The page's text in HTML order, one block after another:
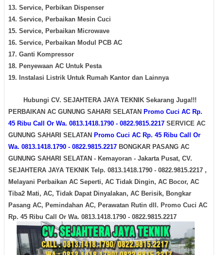
13. Service, Perbikan Dispenser
14. Service, Perbaikan Mesin Cuci
15. Service, Perbaikan Microwave
16. Service, Perbaikan Modul PCB AC
17. Ganti Kompressor
18. Penyewaan AC Untuk Pesta
19. Instalasi Listrik Untuk Rumah Kantor dan Lainnya
Hubungi CV. SEJAHTERA JAYA TEKNIK Sekarang Juga!!!
PERBAIKAN AC GUNUNG SAHARI SELATAN Promo Cuci AC Rp.
45 Ribu Call Or Wa. 0813.1418.1790 - 0822.9815.2217 SERVICE AC
GUNUNG SAHARI SELATAN Promo Cuci AC Rp. 45 Ribu Call Or
Wa. 0813.1418.1790 - 0822.9815.2217 BONGKAR PASANG AC
GUNUNG SAHARI SELATAN - Kemayoran - Jakarta Pusat, CV.
SEJAHTERA JAYA TEKNIK Telp. 0813.1418.1790 - 0822.9815.2217 ,
Melayani Perbaikan AC Seperti, AC Tidak Dingin, AC Bocor, AC
Tiba2 Mati, AC, Tidak Dapat Dinyalakan, AC Berisik, Bongkar
Pasang AC, Pemindahan AC, Perawatan Rutin dll. Promo Cuci AC
Rp. 45 Ribu Call Or Wa. 0813.1418.1790 - 0822.9815.2217